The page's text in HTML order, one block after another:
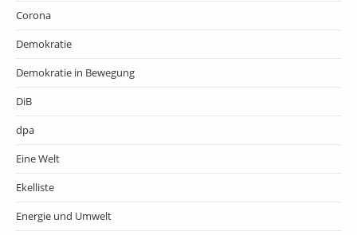
Corona
Demokratie
Demokratie in Bewegung
DiB
dpa
Eine Welt
Ekelliste
Energie und Umwelt